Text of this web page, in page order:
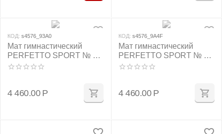
КОД: s4576_93A0
Мат гимнастический
PERFETTO SPORT № 9
(100 х 150 х 10) см
4 460.00 Р
КОД: s4576_9A4F
Мат гимнастический
PERFETTO SPORT № 9
(100 х 150 х 10) см сине/
4 460.00 Р